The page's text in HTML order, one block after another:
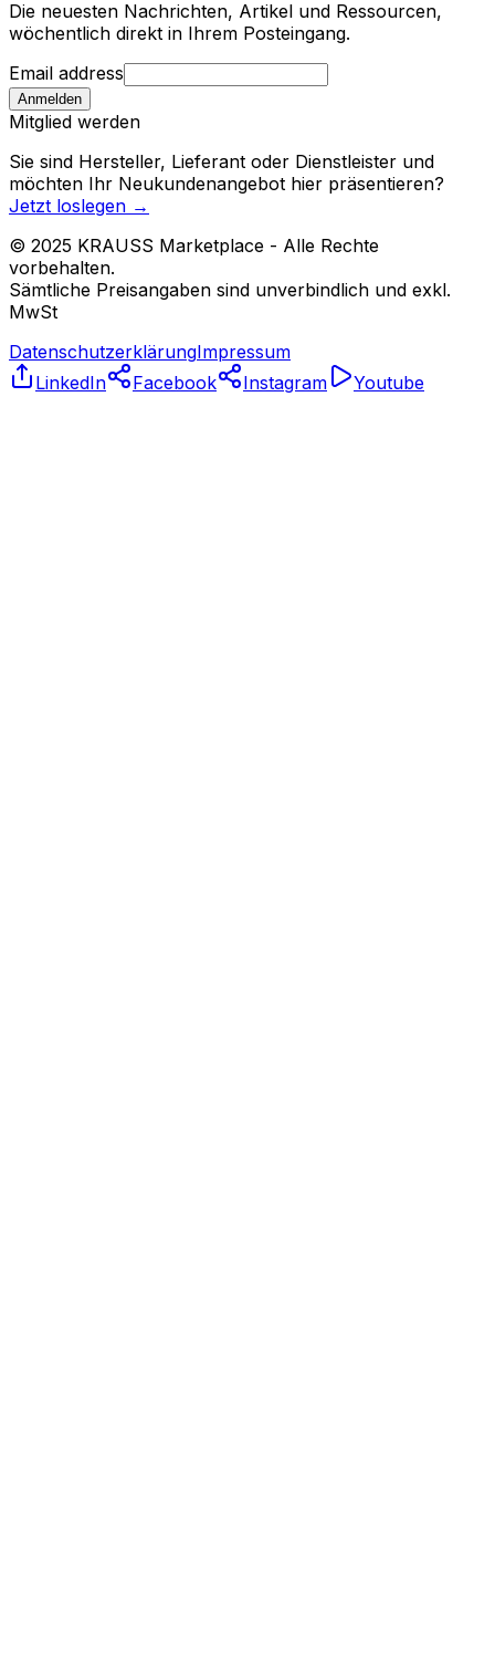
Die neuesten Nachrichten, Artikel und Ressourcen,
wöchentlich direkt in Ihrem Posteingang.
Email address
Anmelden
Mitglied werden
Sie sind Hersteller, Lieferant oder Dienstleister und
möchten Ihr Neukundenangebot hier präsentieren?
Jetzt loslegen →
© 2025 KRAUSS Marketplace - Alle Rechte
vorbehalten.
Sämtliche Preisangaben sind unverbindlich und exkl.
MwSt
DatenschutzerklärungImpressum
LinkedIn
Facebook Instagram Youtube